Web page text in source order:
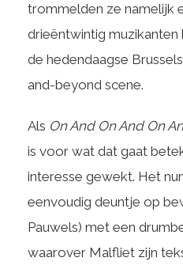
trommelden ze namelijk
drieëntwintig muzikanten
de hedendaagse
and-beyond scene.
Als On And On And On
is voor wat dat gaat
interesse gewekt. Het
eenvoudig deuntje op
Pauwels) met een
waarover Malfliet zijn